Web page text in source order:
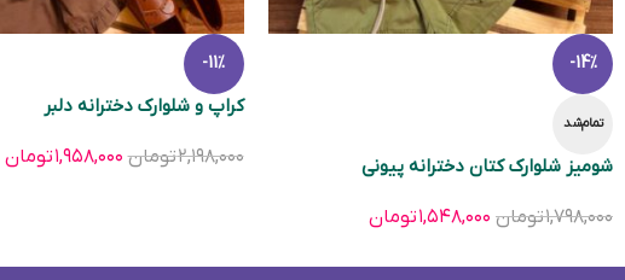
-14%
تمام‌شد
شومیز شلوارک کتان دخترانه پیونی
۱,۷۹۸,۰۰۰تومان ۱,۵۴۸,۰۰۰تومان
-11%
کراپ و شلوارک دخترانه دلبر
۲,۱۹۸,۰۰۰تومان ۱,۹۵۸,۰۰۰تومان